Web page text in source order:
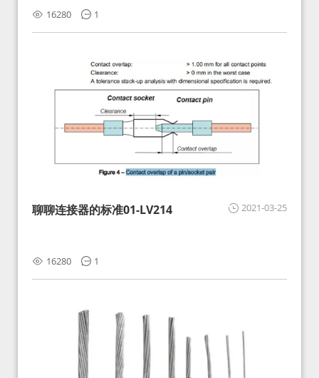
16280 1
2021-03-25
聊聊连接器的标准01-LV214
16280 1